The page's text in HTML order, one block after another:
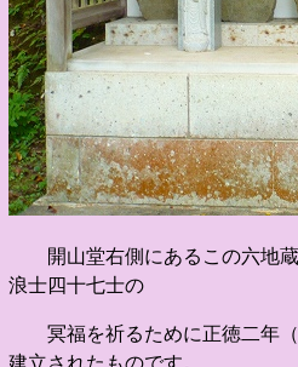
開山堂右側にあるこの六地
浪士四十七士の
冥福を祈るために正徳二年（
建立されたものです。